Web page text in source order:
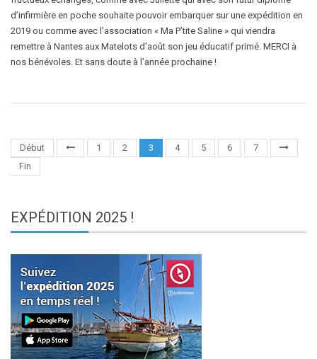
d’infirmière en poche souhaite pouvoir embarquer sur une expédition en
2019 ou comme avec l’association « Ma P’tite Saline » qui viendra
remettre à Nantes aux Matelots d’août son jeu éducatif primé. MERCI à
nos bénévoles. Et sans doute à l’année prochaine !
Début 1 2 3 4 5 6
7
Fin
EXPÉDITION 2025 !